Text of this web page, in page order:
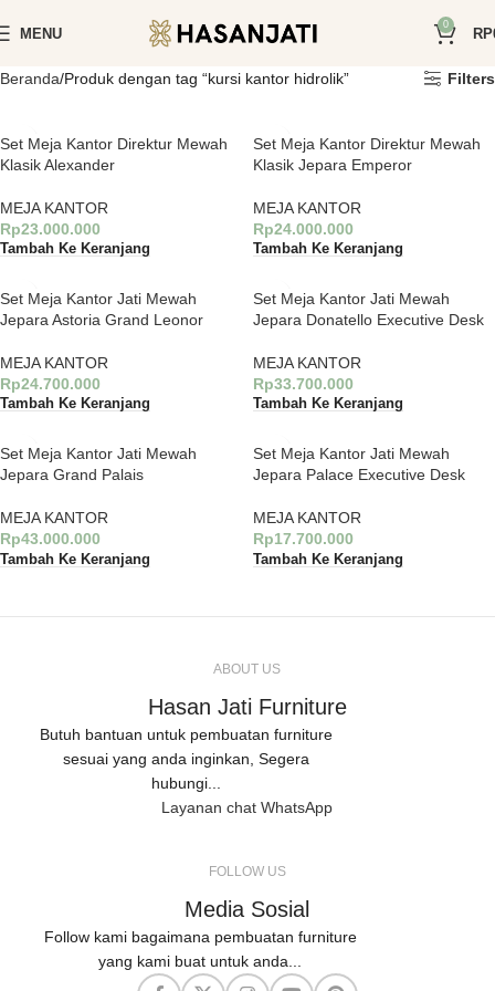
MENU
0
RP
Beranda Produk dengan tag “kursi kantor hidrolik” Filters
Set Meja Kantor Direktur Mewah
Klasik Alexander
MEJA KANTOR
Rp23.000.000
Tambah Ke Keranjang
Set Meja Kantor Direktur Mewah
Klasik Jepara Emperor
MEJA KANTOR
Rp24.000.000
Tambah Ke Keranjang
Set Meja Kantor Jati Mewah
Jepara Astoria Grand Leonor
MEJA KANTOR
Rp24.700.000
Tambah Ke Keranjang
Set Meja Kantor Jati Mewah
Jepara Donatello Executive Desk
MEJA KANTOR
Rp33.700.000
Tambah Ke Keranjang
Set Meja Kantor Jati Mewah
Jepara Grand Palais
MEJA KANTOR
Rp43.000.000
Tambah Ke Keranjang
Set Meja Kantor Jati Mewah
Jepara Palace Executive Desk
MEJA KANTOR
Rp17.700.000
Tambah Ke Keranjang
ABOUT US
Hasan Jati Furniture
Butuh bantuan untuk pembuatan furniture
sesuai yang anda inginkan, Segera
hubungi...
Layanan chat WhatsApp
FOLLOW US
Media Sosial
Follow kami bagaimana pembuatan furniture
yang kami buat untuk anda...